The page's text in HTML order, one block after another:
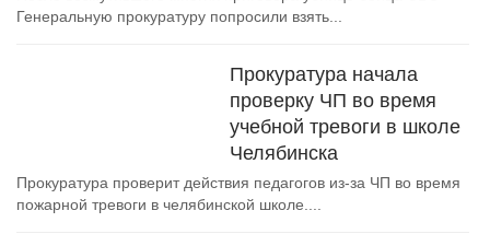
Генеральную прокуратуру попросили взять...
Прокуратура начала
проверку ЧП во время
учебной тревоги в школе
Челябинска
Прокуратура проверит действия педагогов из-за ЧП во время
пожарной тревоги в челябинской школе....